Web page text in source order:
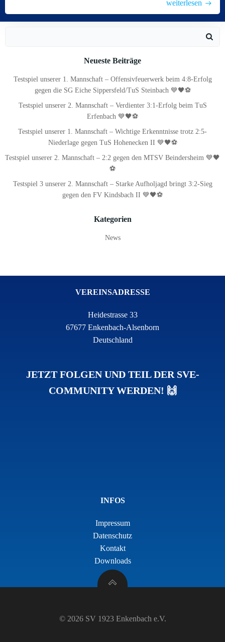
weiterlesen
Neueste Beiträge
Testspiel unserer 1. Mannschaft – Offensivfeuerwerk beim 4:8-Erfolg
gegen die SG Eiche Sippersfeld/TuS Steinbach 💙🖤⚽
Testspiel unserer 2. Mannschaft – Verdienter 3:1-Erfolg beim TuS
Erfenbach 💙🖤⚽
Testspiel unserer 1. Mannschaft – Wichtige Erkenntnisse trotz 2:5-
Niederlage gegen TuS Hohenecken II 💙🖤⚽
Testspiel unserer 2. Mannschaft – 2:2 gegen den MTSV Beindersheim 💙🖤
⚽
Testspiel 3 unserer 2. Mannschaft – Starke Aufholjagd bringt 3:2-Sieg
gegen den FV Kindsbach II 💙🖤⚽
Kategorien
News
VEREINSADRESSE
Heidestrasse 33
67677 Enkenbach-Alsenborn
Deutschland
JETZT FOLGEN UND TEIL DER SVE-
COMMUNITY WERDEN! 🙌
INFOS
Impressum
Datenschutz
Kontakt
Downloads
© 2026 SV 1923 Enkenbach e.V.